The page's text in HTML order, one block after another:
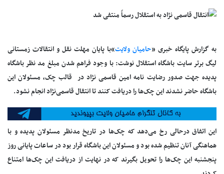
به گزارش پایگاه خبری «حامیان ولایت»با پایان مهلت نقل و انتقالات زمستانی
لیگ برتر سایت باشگاه استقلال نوشت: با وجود فراهم شدن مبلغ مد نظر باشگاه
پدیده جهت صدور رضایت نامه امین قاسمی نژاددر قالب چک، مسئولان این
باشگاه حاضر نشدند این چک‌ها را دریافت کنند تا انتقال قاسمی‌نژاد انجام نشود.
این اتفاق درحالی رخ می‌دهد که چک‌ها در تاریخ مدنظر مسئولان پدیده و با
هماهنگی آنان تنظیم شده بود و مسئولان این باشگاه قرار بود در ساعات پایانی روز
پنجشنبه این چک‌ها را تحویل بگیرند که در نهایت از دریافت این چک‌ها امتناع